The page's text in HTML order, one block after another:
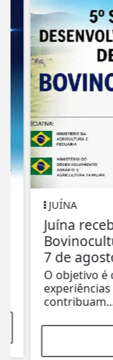
JUÍNA
Juína
7 de agosto
O objetivo é
experiências e
contribuam...